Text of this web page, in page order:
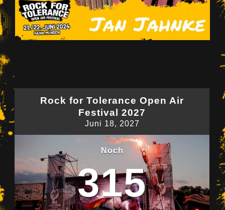
Rock for Tolerance Open Air
Festival 2027
Juni 18, 2027
Noch
315